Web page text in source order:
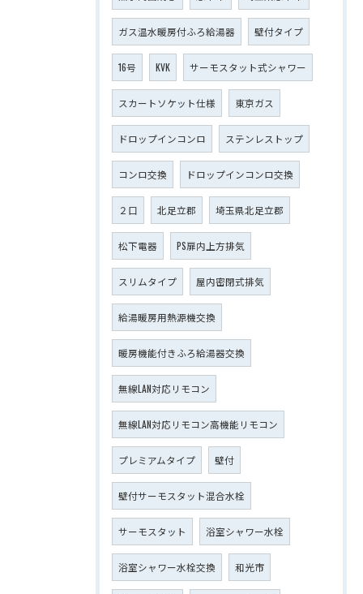
ガス温水暖房付ふろ給湯器 壁付タイプ
16号 KVK サーモスタット式シャワー
スカートソケット仕様 東京ガス
ドロップインコンロ ステンレストップ
コンロ交換 ドロップインコンロ交換
２口 北足立郡 埼玉県北足立郡
松下電器 PS扉内上方排気
スリムタイプ 屋内密閉式排気
給湯暖房用熱源機交換
暖房機能付きふろ給湯器交換
無線LAN対応リモコン
無線LAN対応リモコン高機能リモコン
プレミアムタイプ 壁付
壁付サーモスタット混合水栓
サーモスタット 浴室シャワー水栓
浴室シャワー水栓交換 和光市